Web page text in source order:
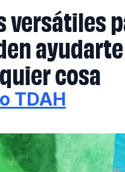
versátiles
cosa
TDAH